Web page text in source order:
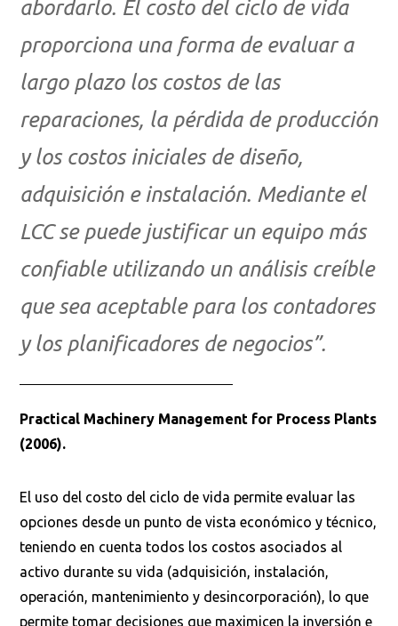
abordarlo. El costo del ciclo de vida
proporciona una forma de evaluar a
largo plazo los costos de las
reparaciones, la pérdida de producción
y los costos iniciales de diseño,
adquisición e instalación. Mediante el
LCC se puede justificar un equipo más
confiable utilizando un análisis creíble
que sea aceptable para los contadores
y los planificadores de negocios”.
Practical Machinery Management for Process Plants
(2006).
El uso del costo del ciclo de vida permite evaluar las
opciones desde un punto de vista económico y técnico,
teniendo en cuenta todos los costos asociados al
activo durante su vida (adquisición, instalación,
operación, mantenimiento y desincorporación), lo que
permite tomar decisiones que maximicen la inversión e